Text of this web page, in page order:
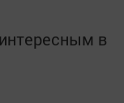
в